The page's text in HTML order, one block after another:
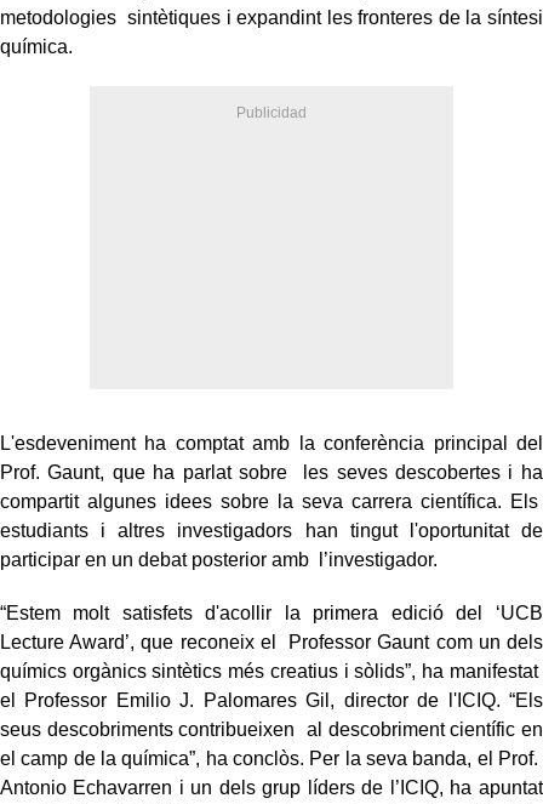
metodologies sintètiques i expandint les fronteres de la síntesi
química.
L'esdeveniment ha comptat amb la conferència principal del
Prof. Gaunt, que ha parlat sobre les seves descobertes i ha
compartit algunes idees sobre la seva carrera científica. Els
estudiants i altres investigadors han tingut l'oportunitat de
participar en un debat posterior amb l’investigador.
“Estem molt satisfets d'acollir la primera edició del ‘UCB
Lecture Award’, que reconeix el Professor Gaunt com un dels
químics orgànics sintètics més creatius i sòlids”, ha manifestat
el Professor Emilio J. Palomares Gil, director de l'ICIQ. “Els
seus descobriments contribueixen al descobriment científic en
el camp de la química”, ha conclòs. Per la seva banda, el Prof.
Antonio Echavarren i un dels grup líders de l’ICIQ, ha apuntat